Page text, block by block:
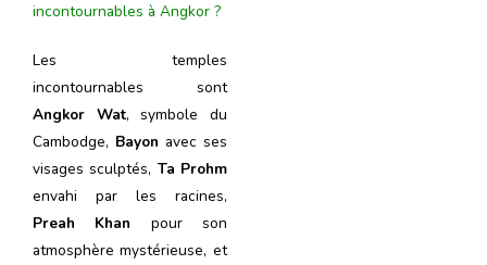
incontournables à Angkor ?
Les temples
incontournables sont
Angkor Wat, symbole du
Cambodge, Bayon avec ses
visages sculptés, Ta Prohm
envahi par les racines,
Preah Khan pour son
atmosphère mystérieuse, et